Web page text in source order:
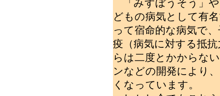
「みずぼうそう」
どもの病気として有
って宿命的な病気で
疫（病気に対する抵
らは二度とかからな
ンなどの開発により
くなっています。